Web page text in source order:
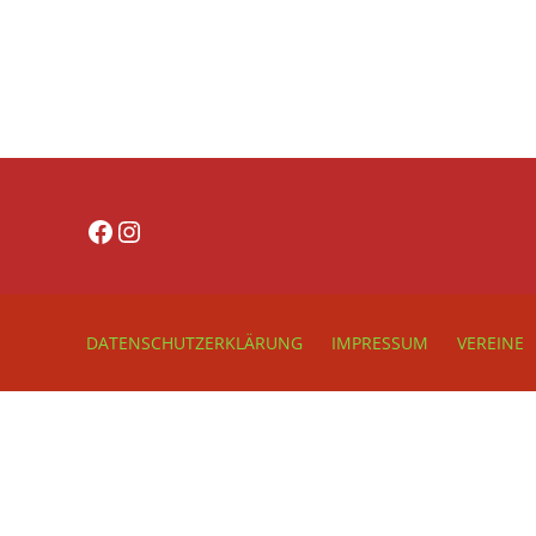
Facebook
Instagram
DATENSCHUTZERKLÄRUNG IMPRESSUM VEREINE